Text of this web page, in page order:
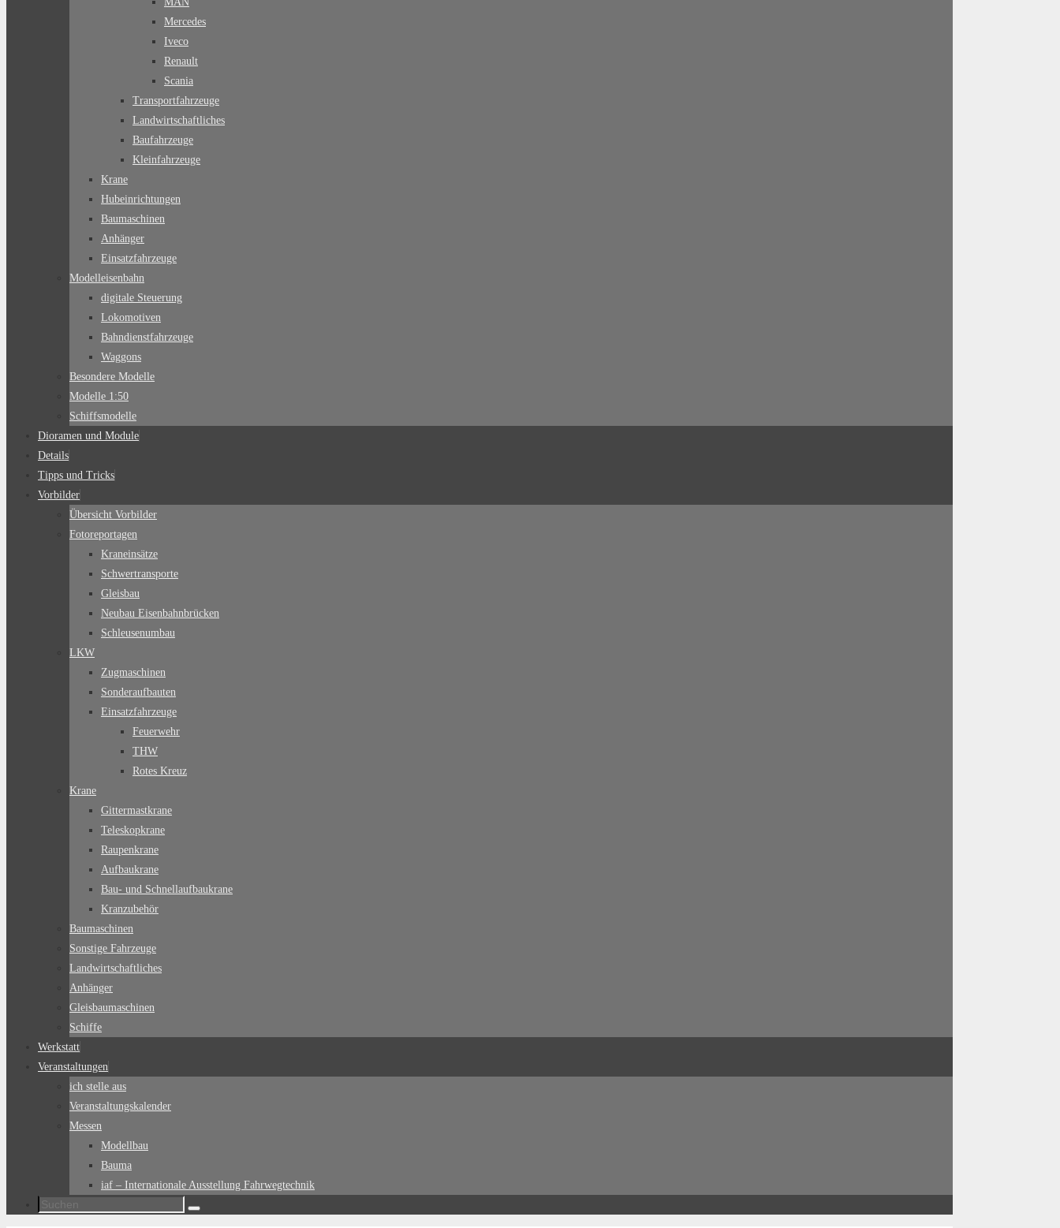
Mercedes
Iveco
Renault
Scania
Transportfahrzeuge
Landwirtschaftliches
Baufahrzeuge
Kleinfahrzeuge
Krane
Hubeinrichtungen
Baumaschinen
Anhänger
Einsatzfahrzeuge
Modelleisenbahn
digitale Steuerung
Lokomotiven
Bahndienstfahrzeuge
Waggons
Besondere Modelle
Modelle 1:50
Schiffsmodelle
Dioramen und Module
Details
Tipps und Tricks
Vorbilder
Übersicht Vorbilder
Fotoreportagen
Kraneinsätze
Schwertransporte
Gleisbau
Neubau Eisenbahnbrücken
Schleusenumbau
LKW
Zugmaschinen
Sonderaufbauten
Einsatzfahrzeuge
Feuerwehr
THW
Rotes Kreuz
Krane
Gittermastkrane
Teleskopkrane
Raupenkrane
Aufbaukrane
Bau- und Schnellaufbaukrane
Kranzubehör
Baumaschinen
Sonstige Fahrzeuge
Landwirtschaftliches
Anhänger
Gleisbaumaschinen
Schiffe
Werkstatt
Veranstaltungen
ich stelle aus
Veranstaltungskalender
Messen
Modellbau
Bauma
iaf – Internationale Ausstellung Fahrwegtechnik
Suchen
Suchen